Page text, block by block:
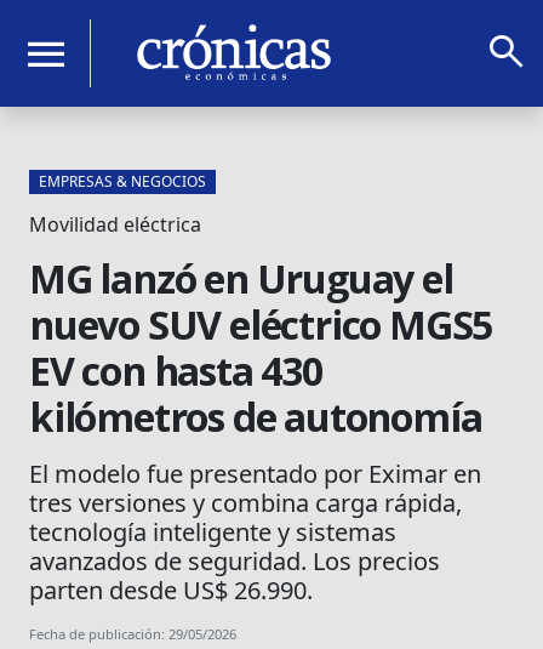
menu search
EMPRESAS & NEGOCIOS
Movilidad eléctrica
MG lanzó en Uruguay el
nuevo SUV eléctrico MGS5
EV con hasta 430
kilómetros de autonomía
El modelo fue presentado por Eximar en
tres versiones y combina carga rápida,
tecnología inteligente y sistemas
avanzados de seguridad. Los precios
parten desde US$ 26.990.
Fecha de publicación: 29/05/2026